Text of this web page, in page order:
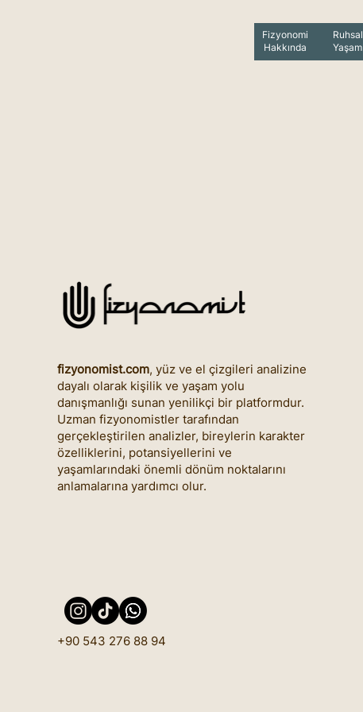
Fizyonomi
Hakkında
Ruhsal
Yaşam
fizyonomist.com, yüz ve el çizgileri analizine
dayalı olarak kişilik ve yaşam yolu
danışmanlığı sunan yenilikçi bir platformdur.
Uzman fizyonomistler tarafından
gerçekleştirilen analizler, bireylerin karakter
özelliklerini, potansiyellerini ve
yaşamlarındaki önemli dönüm noktalarını
anlamalarına yardımcı olur.
+90 543 276 88 94